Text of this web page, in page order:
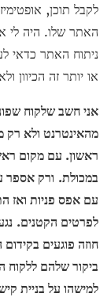
לקבל תוכן,
האתר שלו. היה לי
ניתוח האתר כדאי
או יותר זה הכיוון
אני חשב שלקוח
מהאינטרנט ולא רק
ראשון. עם מקום
במכולת. ורק אספר
עם אפס פניות ואז
לפרטים הקטנים.
חוזה פוגעים
ביקור שלהם
למישהו על בניית